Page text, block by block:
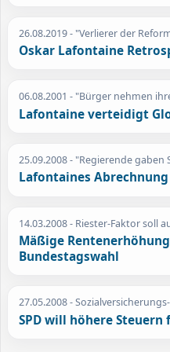
26.08.2019- "Verlierer der
Oskar Lafontaine
06.08.2001 - "Bürger nehmen
Lafontaine verteidigt
25.09.2008- "Regierende gaben
Lafontaines
14.03.2008- Riester-Faktor soll
Mäßige
Bundestagswahl
27.05.2008-
SPD will höhere Steuern